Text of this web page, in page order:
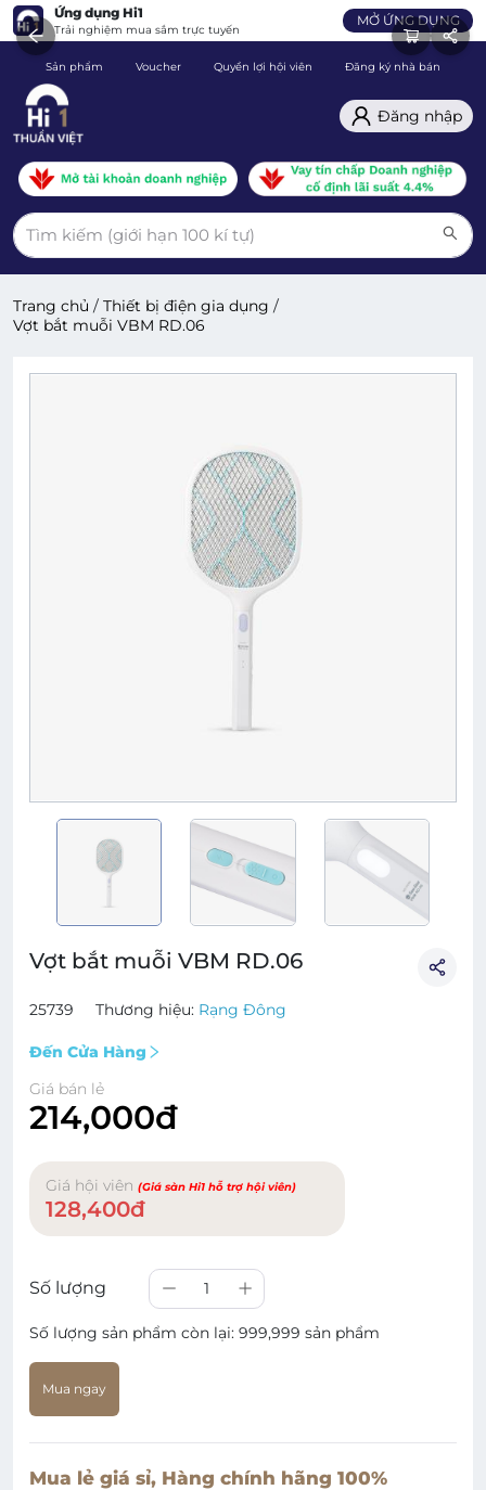
Ứng dụng Hi1
Trải nghiệm mua sắm trực tuyến
MỞ ỨNG DỤNG
Sản phẩm Voucher Quyền lợi hội viên Đăng ký nhà bán
Đăng nhập
Trang chủ / Thiết bị điện gia dụng /
Vợt bắt muỗi VBM RD.06
Vợt bắt muỗi VBM RD.06
25739 Thương hiệu: Rạng Đông
Đến Cửa Hàng
Giá bán lẻ
214,000đ
Giá hội viên (Giá sàn Hi1 hỗ trợ hội viên)
128,400đ
Số lượng 1
Số lượng sản phẩm còn lại: 999,999 sản phẩm
Mua ngay
Mua lẻ giá sỉ, Hàng chính hãng 100%